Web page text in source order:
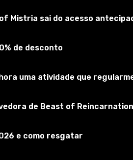
Lira2025|31 jul
- 11 configurações;- Modelo
materiais PBR;- Óptica de
Afinação;- Suas
Adicionados novos drives
Mistria sai do acesso
de desconto
uma atividade que
de Beast of
e como resgatar